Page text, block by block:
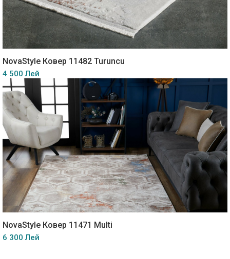
NovaStyle Ковер 11482 Turuncu
4 500 Лей
NovaStyle Ковер 11471 Multi
6 300 Лей